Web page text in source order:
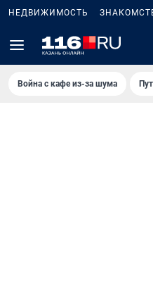
НЕДВИЖИМОСТЬ
Война с кафе из-за шума